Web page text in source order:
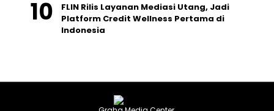
FLIN Rilis Layanan Mediasi Utang, Jadi
Platform Credit Wellness Pertama di
Indonesia